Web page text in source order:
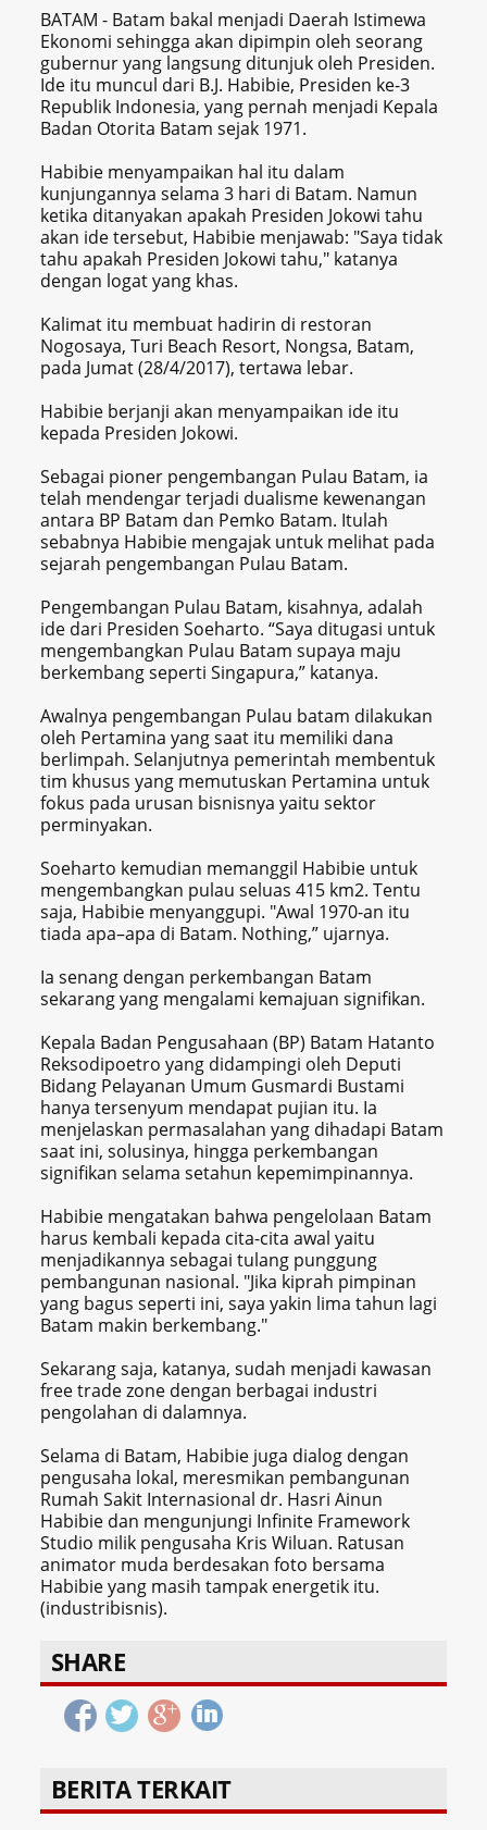
BATAM - Batam bakal menjadi Daerah Istimewa
Ekonomi sehingga akan dipimpin oleh seorang
gubernur yang langsung ditunjuk oleh Presiden.
Ide itu muncul dari B.J. Habibie, Presiden ke-3
Republik Indonesia, yang pernah menjadi Kepala
Badan Otorita Batam sejak 1971.
Habibie menyampaikan hal itu dalam
kunjungannya selama 3 hari di Batam. Namun
ketika ditanyakan apakah Presiden Jokowi tahu
akan ide tersebut, Habibie menjawab: "Saya tidak
tahu apakah Presiden Jokowi tahu," katanya
dengan logat yang khas.
Kalimat itu membuat hadirin di restoran
Nogosaya, Turi Beach Resort, Nongsa, Batam,
pada Jumat (28/4/2017), tertawa lebar.
Habibie berjanji akan menyampaikan ide itu
kepada Presiden Jokowi.
Sebagai pioner pengembangan Pulau Batam, ia
telah mendengar terjadi dualisme kewenangan
antara BP Batam dan Pemko Batam. Itulah
sebabnya Habibie mengajak untuk melihat pada
sejarah pengembangan Pulau Batam.
Pengembangan Pulau Batam, kisahnya, adalah
ide dari Presiden Soeharto. “Saya ditugasi untuk
mengembangkan Pulau Batam supaya maju
berkembang seperti Singapura,” katanya.
Awalnya pengembangan Pulau batam dilakukan
oleh Pertamina yang saat itu memiliki dana
berlimpah. Selanjutnya pemerintah membentuk
tim khusus yang memutuskan Pertamina untuk
fokus pada urusan bisnisnya yaitu sektor
perminyakan.
Soeharto kemudian memanggil Habibie untuk
mengembangkan pulau seluas 415 km2. Tentu
saja, Habibie menyanggupi. "Awal 1970-an itu
tiada apa–apa di Batam. Nothing,” ujarnya.
Ia senang dengan perkembangan Batam
sekarang yang mengalami kemajuan signifikan.
Kepala Badan Pengusahaan (BP) Batam Hatanto
Reksodipoetro yang didampingi oleh Deputi
Bidang Pelayanan Umum Gusmardi Bustami
hanya tersenyum mendapat pujian itu. Ia
menjelaskan permasalahan yang dihadapi Batam
saat ini, solusinya, hingga perkembangan
signifikan selama setahun kepemimpinannya.
Habibie mengatakan bahwa pengelolaan Batam
harus kembali kepada cita-cita awal yaitu
menjadikannya sebagai tulang punggung
pembangunan nasional. "Jika kiprah pimpinan
yang bagus seperti ini, saya yakin lima tahun lagi
Batam makin berkembang."
Sekarang saja, katanya, sudah menjadi kawasan
free trade zone dengan berbagai industri
pengolahan di dalamnya.
Selama di Batam, Habibie juga dialog dengan
pengusaha lokal, meresmikan pembangunan
Rumah Sakit Internasional dr. Hasri Ainun
Habibie dan mengunjungi Infinite Framework
Studio milik pengusaha Kris Wiluan. Ratusan
animator muda berdesakan foto bersama
Habibie yang masih tampak energetik itu.
(industribisnis).
SHARE
BERITA TERKAIT